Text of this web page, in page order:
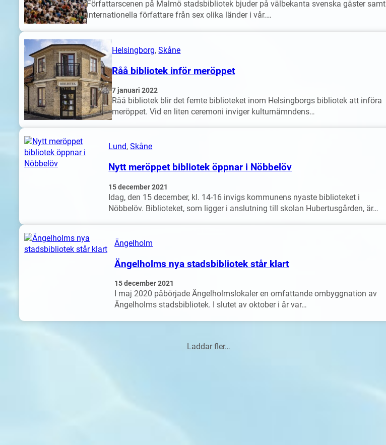
Författarscenen på Malmö stadsbibliotek bjuder på välbekanta svenska gäster samt
internationella författare från sex olika länder i vår.…
Helsingborg, Skåne
Råå bibliotek inför meröppet
7 januari 2022
Råå bibliotek blir det femte biblioteket inom Helsingborgs bibliotek att införa
meröppet. Vid en liten ceremoni inviger kulturnämndens…
Lund, Skåne
Nytt meröppet bibliotek öppnar i Nöbbelöv
15 december 2021
Idag, den 15 december, kl. 14-16 invigs kommunens nyaste biblioteket i
Nöbbelöv. Biblioteket, som ligger i anslutning till skolan Hubertusgården, är…
Ängelholm
Ängelholms nya stadsbibliotek står klart
15 december 2021
I maj 2020 påbörjade Ängelholmslokaler en omfattande ombyggnation av
Ängelholms stadsbibliotek. I slutet av oktober i år var…
Laddar fler…